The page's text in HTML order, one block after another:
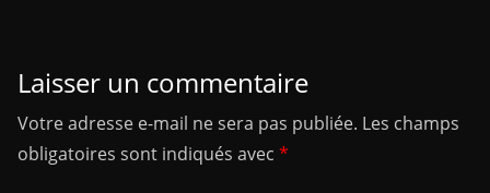
Laisser un commentaire
Votre adresse e-mail ne sera pas publiée. Les champs
obligatoires sont indiqués avec *